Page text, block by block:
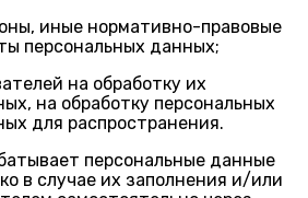
иные нормативно-правовые
персональных данных;
на обработку их
на обработку персональных
для распространения.
персональные данные
в случае их заполнения и/или